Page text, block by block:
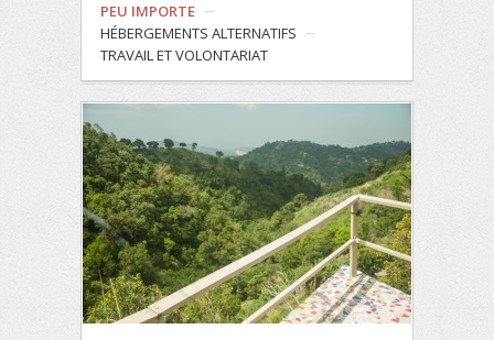
PEU IMPORTE
HÉBERGEMENTS ALTERNATIFS
TRAVAIL ET VOLONTARIAT